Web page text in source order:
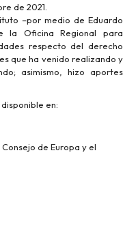
de 2021.
–por medio de Eduardo
la Oficina Regional para
respecto del derecho
que ha venido realizando y
asimismo, hizo aportes
en:
de Europa y el